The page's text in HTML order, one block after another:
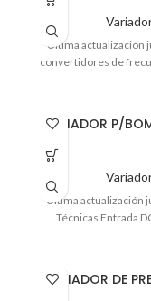
Ultima actualización
convertidores de
VARIADOR P/
Ultima actualización
Técnicas Entrada
VARIADOR DE